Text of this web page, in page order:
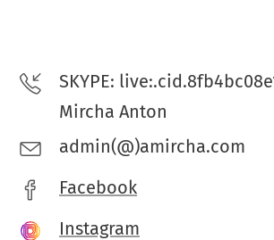
SKYPE:
Mircha Anton
admin(@)amircha.com
Facebook
Instagram